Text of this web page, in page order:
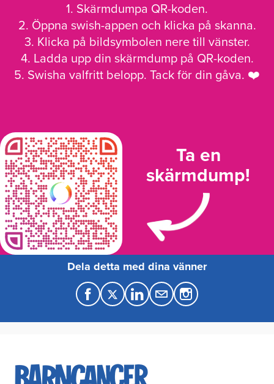
1. Skärmdumpa QR-koden.
2. Öppna swish-appen och klicka på skanna.
3. Klicka på bildsymbolen nere till vänster.
4. Ladda upp din skärmdump på QR-koden.
5. Swisha valfritt belopp. Tack för din gåva. ❤️
Ta en
skärmdump!
Dela detta med dina vänner
F
a
e
T
w
t
L
i
k
M
a